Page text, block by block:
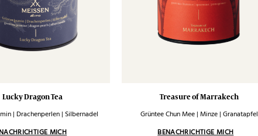
Lucky Dragon Tea
| Drachenperlen | Silbernadel
Treasure of Marrakech
Grüntee Chun Mee | Minze | Granatapfel